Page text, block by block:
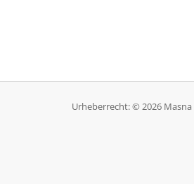
Urheberrecht: © 2026